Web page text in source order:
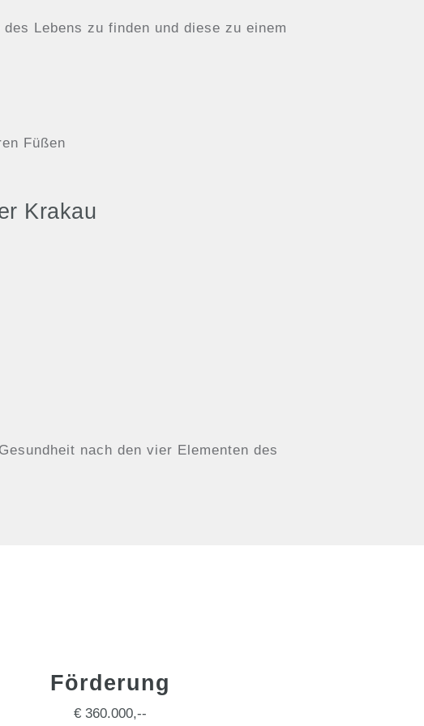
Lebens zu finden und diese zu einem
Füßen
Krakau
nach den vier Elementen des
Förderung
€ 360.000,--